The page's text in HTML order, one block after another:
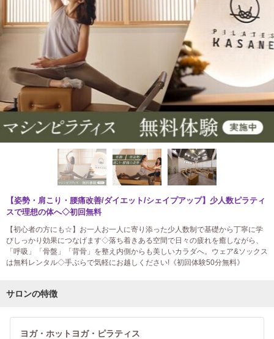
【姿勢・肩こり・腰痛改善/ダイエット/シェイプアップ】少人数ピラティ
スで理想の体へ◇初回無料
【初心者の方にも☆】お一人お一人に寄り添った少人数制で基礎から丁寧に学
びしっかり効果につなげます◇落ち着きある空間で日々の疲れを癒しながら、
「呼吸」「骨盤」「背骨」を整え内側からも美しいカラダへ。ウェア&ソックス
は無料レンタル◇手ぶらで気軽にお越しください!《初回体験50分無料》
サロンの特徴
ヨガ・ホットヨガ・ピラティス